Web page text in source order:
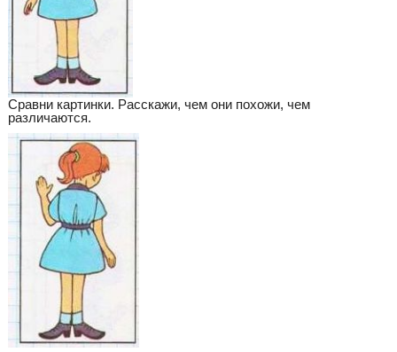
Сравни картинки. Расскажи, чем они похожи, чем
различаются.